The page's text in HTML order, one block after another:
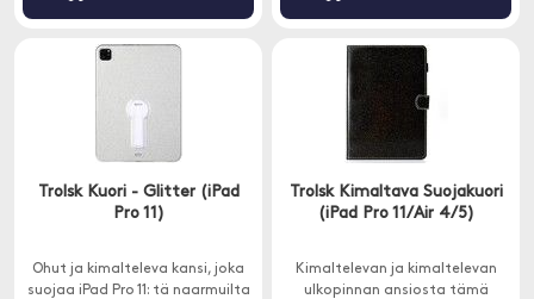
Trolsk Kuori - Glitter (iPad
Pro 11)
Ohut ja kimalteleva kansi, joka
suojaa iPad Pro 11: tä naarmuilta
Trolsk Kimaltava Suojakuori
(iPad Pro 11/Air 4/5)
Kimaltelevan ja kimaltelevan
ulkopinnan ansiosta tämä